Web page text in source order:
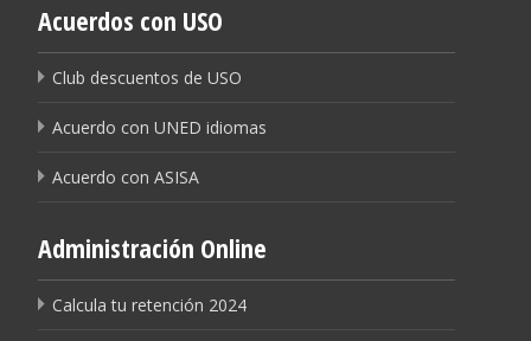
Acuerdos con USO
Club descuentos de USO
Acuerdo con UNED idiomas
Acuerdo con ASISA
Administración Online
Calcula tu retención 2024